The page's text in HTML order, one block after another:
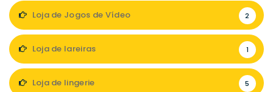
Loja de Jogos de Vídeo 2
Loja de lareiras 1
Loja de lingerie 5